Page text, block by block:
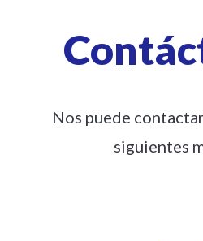
Nos puede
siguientes